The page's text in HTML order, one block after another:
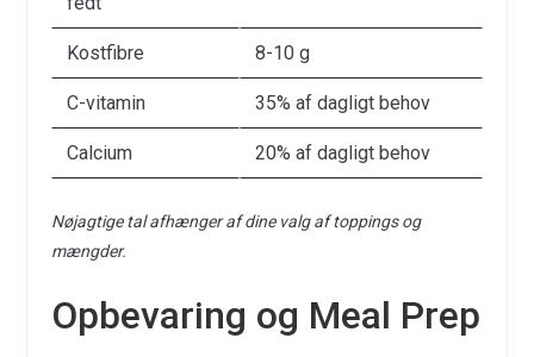
Kostfibre 8-10 g
C-vitamin 35% af dagligt behov
Calcium 20% af dagligt behov
Nøjagtige tal afhænger af dine valg af toppings og
mængder.
Opbevaring og Meal Prep